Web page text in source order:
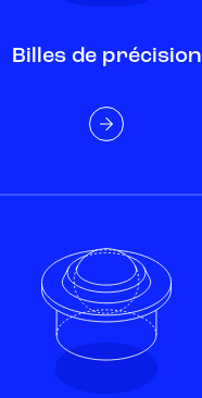
Billes de précision